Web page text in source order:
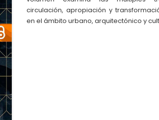
circulación, apropiación y
en el ámbito urbano, arquitectónico y